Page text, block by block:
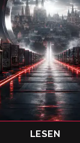
LESEN